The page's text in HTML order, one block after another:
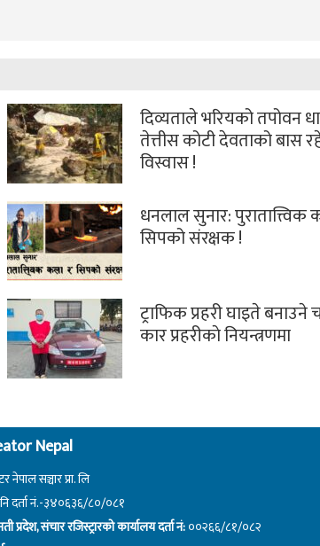
दिव्यताले भरियको तपोवन
तेत्तीस कोटी देवताको बास
विस्वास !
धनलाल सुनार: पुरातात्त्विक
सिपको संरक्षक !
ट्राफिक प्रहरी घाइते
कार प्रहरीकाे नियन्त्रणमा
Nepal
नेपाल सञ्चार प्रा. लि
दर्ता नं.-३४०६३६/८०/०८१
प्रदेश, संचार रजिस्ट्रारको कार्यालय दर्ता नं:००२६६/८१/०८२